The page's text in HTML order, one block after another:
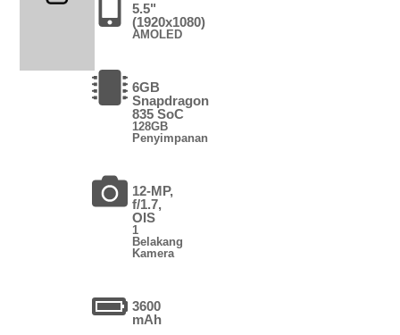
5.5"
(1920x1080)
AMOLED
6GB
Snapdragon
835 SoC
128GB
Penyimpanan
12-MP,
f/1.7,
OIS
1
Belakang
Kamera
3600
mAh